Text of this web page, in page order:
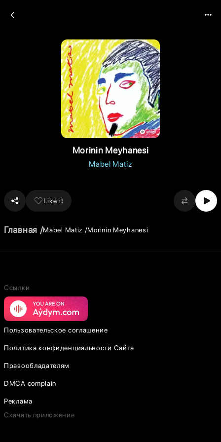
Morinin Meyhanesi
Mabel Matiz
Like it
Главная Mabel Matiz Morinin Meyhanesi
Ссылки
Пользовательское соглашение
Политика конфиденциальности Сайта
Правообладателям
DMCA complain
Реклама
Скачать приложение